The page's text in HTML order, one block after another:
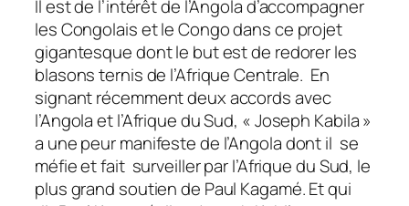
Il est de l’intérêt de l’Angola d’accompagner
les Congolais et le Congo dans ce projet
gigantesque dont le but est de redorer les
blasons ternis de l’Afrique Centrale. En
signant récemment deux accords avec
l’Angola et l’Afrique du Sud, « Joseph Kabila »
a une peur manifeste de l’Angola dont il se
méfie et fait surveiller par l’Afrique du Sud, le
plus grand soutien de Paul Kagamé. Et qui